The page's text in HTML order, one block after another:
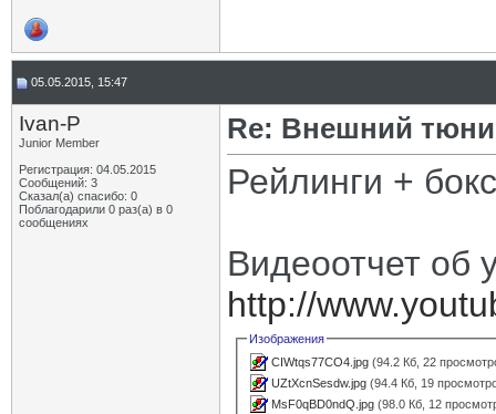
05.05.2015, 15:47
Ivan-P
Junior Member
Регистрация: 04.05.2015
Сообщений: 3
Сказал(а) спасибо: 0
Поблагодарили 0 раз(а) в 0
сообщениях
Re: Внешний
Рейлинги +
Видеоотчет об
http://
Изображения
CIWtqs77CO4.jpg (94.2 Кб, 22
UZtXcnSesdw.jpg (94.4 Кб, 19
MsF0qBD0ndQ.jpg (98.0 Кб, 12